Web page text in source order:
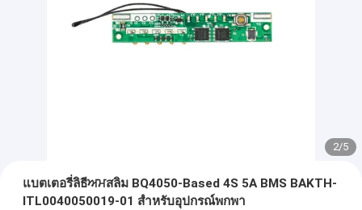
2/5
แบตเตอรี่ลิธีਅਮสลิม BQ4050-Based 4S 5A BMS BAKTH-
ITL0040050019-01 สําหรับอุปกรณ์พกพา